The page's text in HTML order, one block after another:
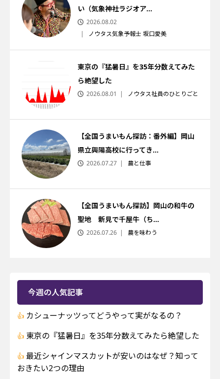
い（気象神社ラジオア...
2026.08.02
ノウタス気象予報士 坂口愛美
東京の『猛暑日』を35年分数えてみた
ら絶望した
2026.08.01 ノウタス社員のひとりごと
【全国うまいもん探訪：番外編】岡山
県立興陽高校に行ってき...
2026.07.27 農と仕事
【全国うまいもん探訪】岡山の和牛の
聖地 新見で千屋牛（ち...
2026.07.26 農を味わう
今週の人気記事
カシューナッツってどうやって実がなるの？
東京の『猛暑日』を35年分数えてみたら絶望した
最近シャインマスカットが安いのはなぜ？知って
おきたい2つの理由